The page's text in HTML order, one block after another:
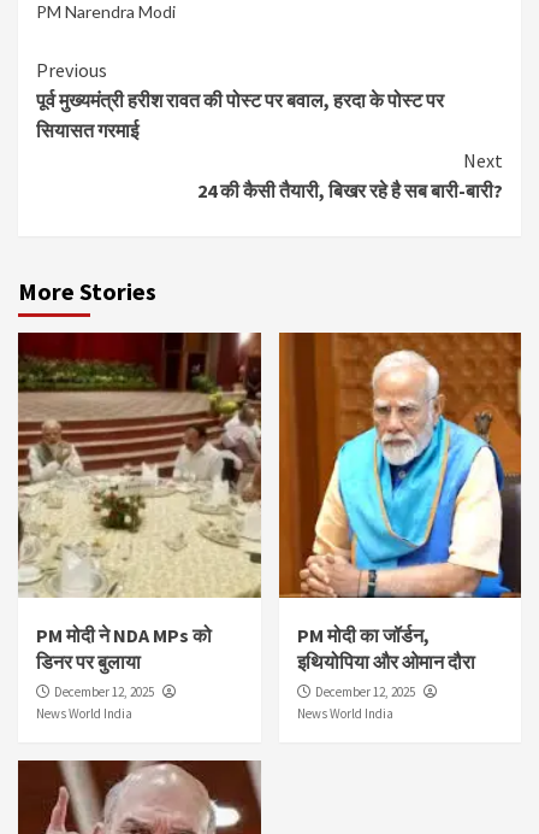
PM Narendra Modi
Continue
Reading
Previous
पूर्व मुख्यमंत्री हरीश रावत की पोस्ट पर बवाल, हरदा के पोस्ट पर
सियासत गरमाई
Next
24 की कैसी तैयारी, बिखर रहे है सब बारी-बारी?
More Stories
PM मोदी ने NDA MPs को
डिनर पर बुलाया
December 12, 2025
News World India
PM मोदी का जॉर्डन,
इथियोपिया और ओमान दौरा
December 12, 2025
News World India